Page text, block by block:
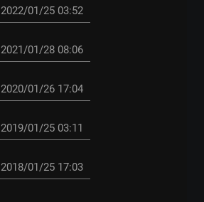
2022/01/25 03:52
2021/01/28 08:06
2020/01/26 17:04
2019/01/25 03:11
2018/01/25 17:03